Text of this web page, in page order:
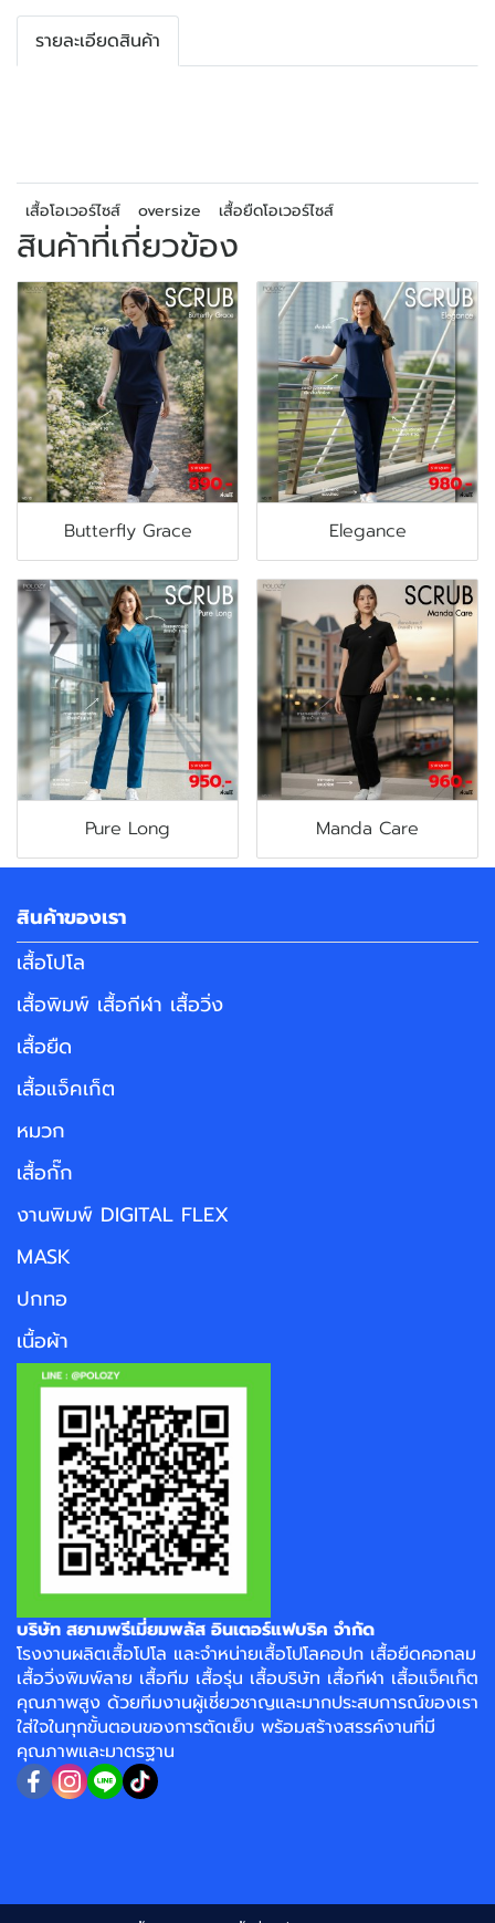
รายละเอียดสินค้า
เสื้อโอเวอร์ไซส์ oversize เสื้อยืดโอเวอร์ไซส์
สินค้าที่เกี่ยวข้อง
Butterfly Grace Elegance
Pure Long Manda Care
สินค้าของเรา
เสื้อโปโล
เสื้อพิมพ์ เสื้อกีฬา เสื้อวิ่ง
เสื้อยืด
เสื้อแจ็คเก็ต
หมวก
เสื้อกั๊ก
งานพิมพ์ DIGITAL FLEX
MASK
ปกทอ
เนื้อผ้า
บริษัท สยามพรีเมี่ยมพลัส อินเตอร์แฟบริค จำกัด
โรงงานผลิตเสื้อโปโล และจำหน่ายเสื้อโปโลคอปก เสื้อยืดคอกลม
เสื้อวิ่งพิมพ์ลาย เสื้อทีม เสื้อรุ่น เสื้อบริษัท เสื้อกีฬา เสื้อแจ็คเก็ต
คุณภาพสูง ด้วยทีมงานผู้เชี่ยวชาญและมากประสบการณ์ของเรา
ใส่ใจในทุกขั้นตอนของการตัดเย็บ พร้อมสร้างสรรค์งานที่มี
คุณภาพและมาตรฐาน